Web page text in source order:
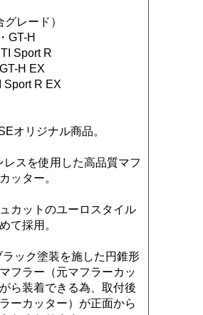
グレード）
・GT-H
Sport R
GT-H EX
Sport R EX
オリジナル商品。
スを使用した高品質マフ
ッター。
カットのユーロスタイル
て採用。
ック塗装を施した円錐形
フラー（元マフラーカッ
ら装着できる為、取付後
ーカッター）が正面から